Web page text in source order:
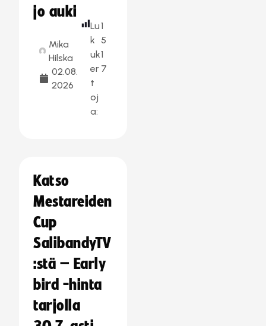
jo auki
Mika
Hilska
02.08.
2026
Lu
k
uk
er
t
oj
a:
1
5
1
7
Katso
Mestareiden
Cup
SalibandyTV
:stä – Early
bird -hinta
tarjolla